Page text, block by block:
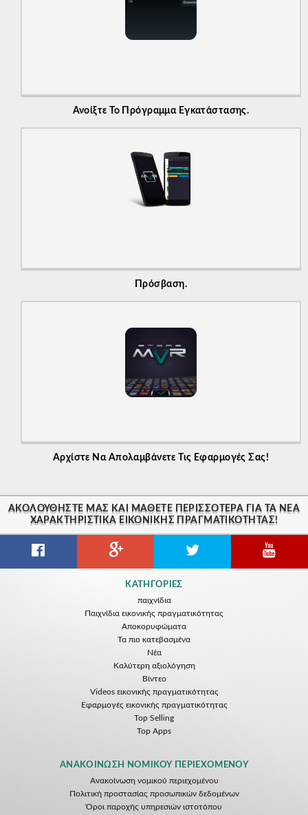
Ανοίξτε Το Πρόγραμμα Εγκατάστασης.
Πρόσβαση.
Αρχίστε Να Απολαμβάνετε Τις Εφαρμογές Σας!
ΑΚΟΛΟΥΘΉΣΤΕ ΜΑΣ ΚΑΙ ΜΆΘΕΤΕ ΠΕΡΙΣΣΌΤΕΡΑ ΓΙΑ ΤΑ ΝΈΑ
ΧΑΡΑΚΤΗΡΙΣΤΙΚΆ ΕΙΚΟΝΙΚΗΣ ΠΡΑΓΜΑΤΙΚΟΤΗΤΑΣ!
ΚΑΤΗΓΟΡΊΕΣ
παιχνίδια
Παιχνίδια εικονικής πραγματικότητας
Αποκορυφώματα
Τα πιο κατεβασμένα
Νέα
Kαλύτερη αξιολόγηση
Βίντεο
Videos εικονικής πραγματικότητας
Εφαρμογές εικονικής πραγματικότητας
Top Selling
Top Apps
ΑΝΑΚΟΊΝΩΣΗ ΝΟΜΙΚΟΎ ΠΕΡΙΕΧΟΜΈΝΟΥ
Ανακοίνωση νομικού περιεχομένου
Πολιτική προστασίας προσωπικών δεδομένων
Όροι παροχής υπηρεσιών ιστοτόπου